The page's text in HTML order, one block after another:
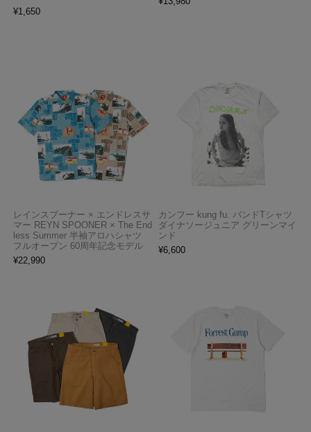
¥1,650
レインスプーナー × エンドレスサ
マー REYN SPOONER × The End
less Summer 半袖アロハシャツ
フルオープン 60周年記念モデル
¥22,990
カンフー kung fu. バンドTシャツ
ダイナソージュニア グリーンマイ
ンド
¥6,600